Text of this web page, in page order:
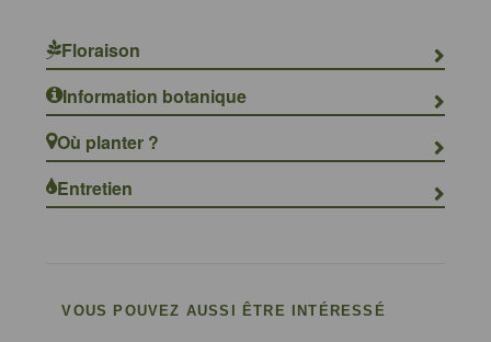
Floraison
Information botanique
Où planter ?
Entretien
VOUS POUVEZ AUSSI ÊTRE INTÉRESSÉ